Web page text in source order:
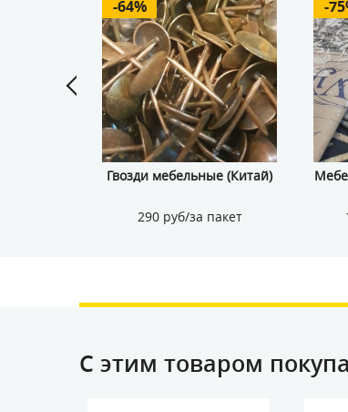
-64%
Гвозди мебельные (Китай)
290 руб/за пакет
-
С этим товаром